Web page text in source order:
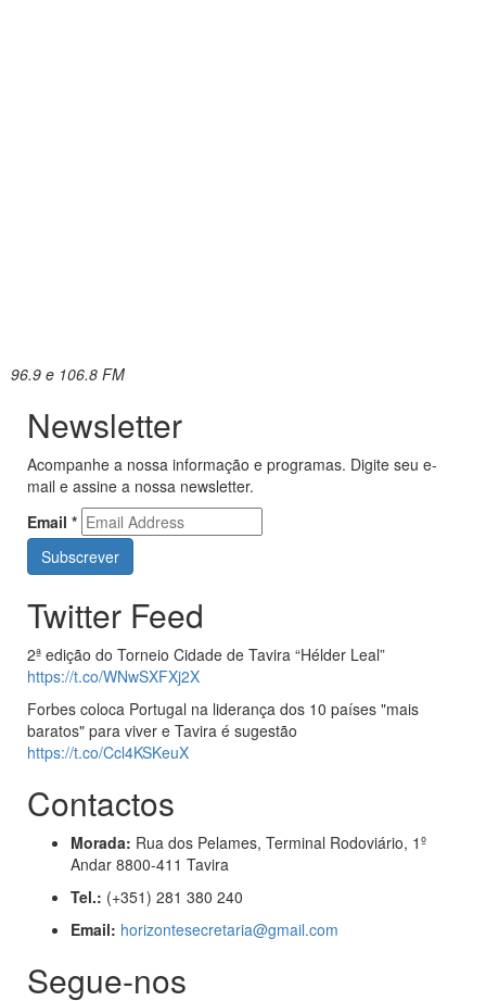
96.9 e 106.8 FM
Newsletter
Acompanhe a nossa informação e programas. Digite seu e-
mail e assine a nossa newsletter.
Email *
Twitter Feed
2ª edição do Torneio Cidade de Tavira “Hélder Leal”
https://t.co/WNwSXFXj2X
Forbes coloca Portugal na liderança dos 10 países "mais
baratos" para viver e Tavira é sugestão
https://t.co/Ccl4KSKeuX
Contactos
Morada: Rua dos Pelames, Terminal Rodoviário, 1º
Andar 8800-411 Tavira
Tel.: (+351) 281 380 240
Email: horizontesecretaria@gmail.com
Segue-nos